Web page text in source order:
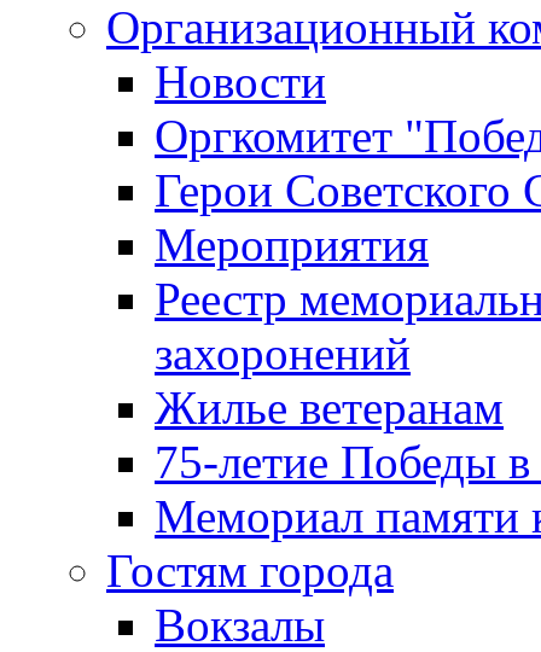
Организационный
Новости
Оргкомитет
Герои Советского
Мероприятия
Реестр
захоронений
Жилье ветеранам
75-летие Победы
Мемориал памяти
Гостям города
Вокзалы